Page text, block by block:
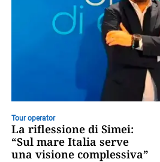
Tour operator
La riflessione di Simei:
“Sul mare Italia serve
una visione complessiva”